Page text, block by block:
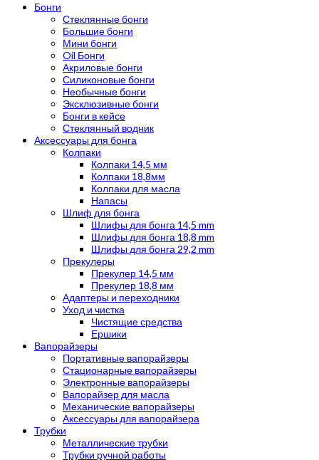
Бонги
Стеклянные бонги
Большие бонги
Мини бонги
Oil Бонги
Акриловые бонги
Силиконовые бонги
Необычные бонги
Эксклюзивные бонги
Бонги в кейсе
Стеклянный водник
Аксессуары для бонга
Колпаки
Колпаки 14,5 мм
Колпаки 18,8мм
Колпаки для масла
Напасы
Шлиф для бонга
Шлифы для бонга 14,5 mm
Шлифы для бонга 18,8 mm
Шлифы для бонга 29,2 mm
Прекулеры
Прекулер 14,5 мм
Прекулер 18,8 мм
Адаптеры и переходники
Уход и чистка
Чистящие средства
Ершики
Вапорайзеры
Портативные вапорайзеры
Стационарные вапорайзеры
Электронные вапорайзеры
Вапорайзер для масла
Механические вапорайзеры
Аксессуары для вапорайзера
Трубки
Металлические трубки
Трубки ручной работы